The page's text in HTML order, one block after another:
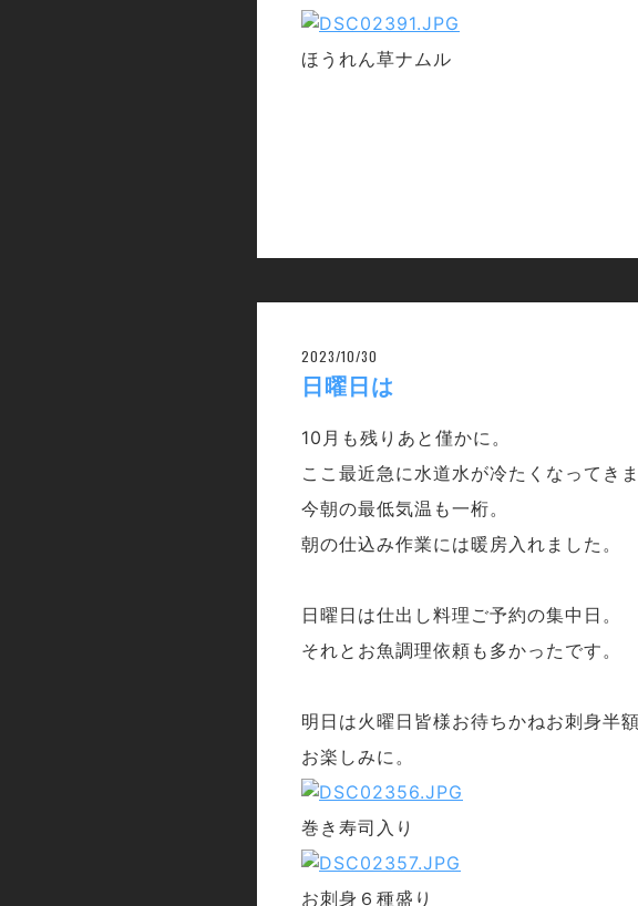
ほうれん草ナムル
2023/10/30
日曜日は
10月も残りあと僅かに。
ここ最近急に水道水が冷たくなってきま
今朝の最低気温も一桁。
朝の仕込み作業には暖房入れました。
日曜日は仕出し料理ご予約の集中日。
それとお魚調理依頼も多かったです。
明日は火曜日皆様お待ちかねお刺身半額
お楽しみに。
巻き寿司入り
お刺身６種盛り